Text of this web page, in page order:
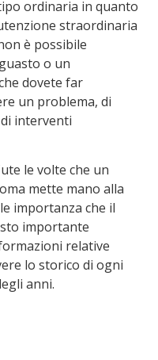
ordinaria in quanto
straordinaria
è possibile
o un
dovete far
un problema, di
interventi
le volte che un
mette mano alla
importanza che il
importante
relative
lo storico di ogni
anni.